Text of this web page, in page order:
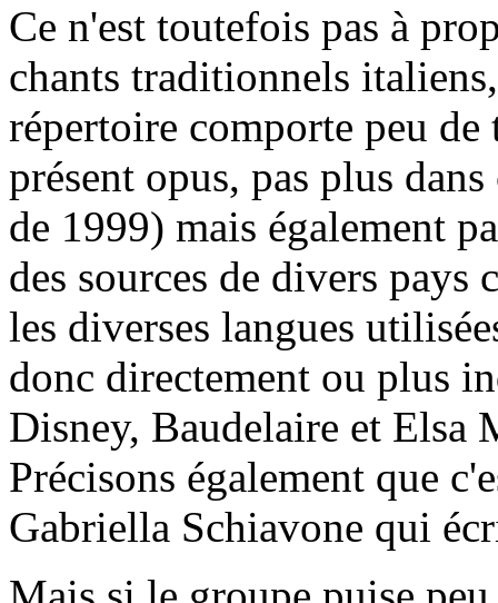
Ce n'est toutefois pas à
chants traditionnels
répertoire comporte peu
présent opus, pas plus
de 1999) mais également
des sources de divers
les diverses langues
donc directement ou plus
Disney, Baudelaire et Elsa
Précisons également que
Gabriella Schiavone qui